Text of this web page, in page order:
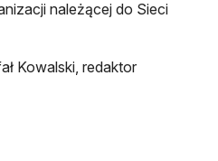
należącej do Sieci
Kowalski, redaktor